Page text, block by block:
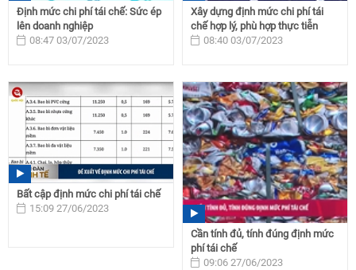
Định mức chi phí tái chế: Sức ép
lên doanh nghiệp
08:47 03/07/2023
Xây dựng định mức chi phí tái
chế hợp lý, phù hợp thực tiễn
08:40 03/07/2023
Bất cập định mức chi phí tái chế
15:09 27/06/2023
Cần tính đủ, tính đúng định mức
phí tái chế
09:06 27/06/2023